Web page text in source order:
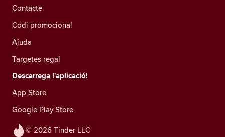
© 2026 Tinder LLC
Contacte
Codi promocional
Ajuda
Targetes regal
Descarrega l'aplicació!
App Store
Google Play Store